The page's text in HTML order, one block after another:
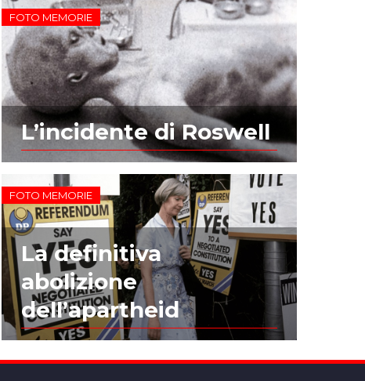
FOTO MEMORIE
L’incidente di Roswell
FOTO MEMORIE
La definitiva
abolizione
dell’apartheid